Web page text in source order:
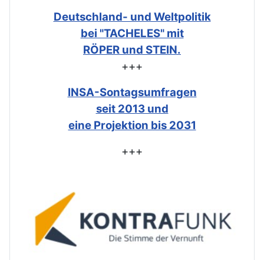
Deutschland- und Weltpolitik
bei "TACHELES" mit
RÖPER und STEIN.
+++
INSA-Sontagsumfragen
seit 2013 und
eine Projektion bis 2031
+++